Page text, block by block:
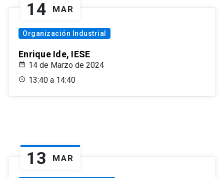
14 MAR
Organización Industrial
Enrique Ide, IESE
14 de Marzo de 2024
13:40 a 14:40
13 MAR